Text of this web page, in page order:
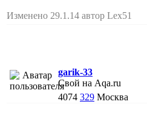
Изменено 29.1.14 автор Lex51
garik-33
Свой на Aqa.ru
4074 329 Москва